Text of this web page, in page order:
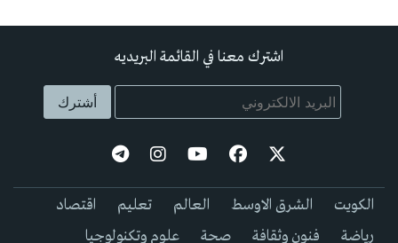
اشترك معنا في القائمة البريديه
الكويت الشرق الاوسط العالم تعليم
اقتصاد
رياضة
فنون وثقافة صحة علوم وتكنولوجيا